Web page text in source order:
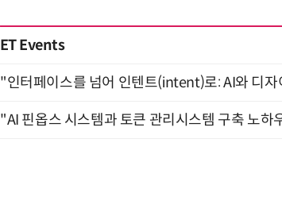
ET Events
"인터페이스를 넘어 인텐트(intent)로: AI와 디
"AI 핀옵스 시스템과 토큰 관리시스템 구축 노